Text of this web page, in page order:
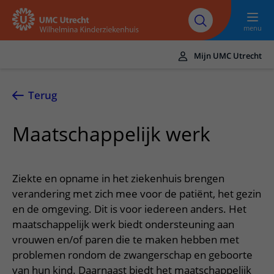
Naar hoofdinhoud
UMC
Utrecht
Research
Steun het
WKZ
menu
UMC Utrecht
Onze zorg
Onderzoeken
Behandelingen
Specialismen
Poliklinieken
Ik heb een afspraak op de polikliniek
Uw kind voorbereiden
Mijn kind heeft een (dag)opname
Mijn kind ligt op de IC
Over het WKZ
Over ons
Samenwerking
Historie WKZ
Contact en route
Spoed
Adres en route
Meer UMC Utrecht
Mijn UMC Utrecht
Terug
Maatschappelijk werk
Ziekte en opname in het ziekenhuis brengen
verandering met zich mee voor de patiënt, het gezin
en de omgeving. Dit is voor iedereen anders. Het
maatschappelijk werk biedt ondersteuning aan
vrouwen en/of paren die te maken hebben met
problemen rondom de zwangerschap en geboorte
van hun kind. Daarnaast biedt het maatschappelijk